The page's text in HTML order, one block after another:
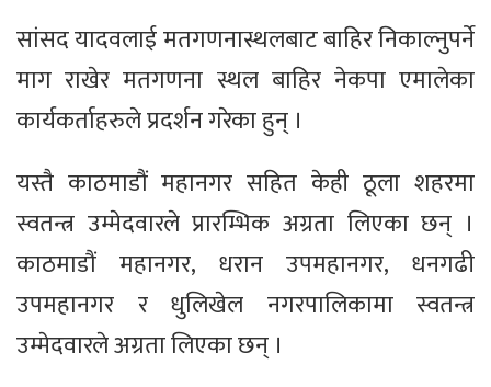
सांसद यादवलाई मतगणनास्थलबाट बाहिर निकाल्नुपर्ने
माग राखेर मतगणना स्थल बाहिर नेकपा एमालेका
कार्यकर्ताहरुले प्रदर्शन गरेका हुन् ।
यस्तै काठमाडौं महानगर सहित केही ठूला शहरमा
स्वतन्त्र उम्मेदवारले प्रारम्भिक अग्रता लिएका छन् ।
काठमाडौं महानगर, धरान उपमहानगर, धनगढी
उपमहानगर र धुलिखेल नगरपालिकामा स्वतन्त्र
उम्मेदवारले अग्रता लिएका छन् ।